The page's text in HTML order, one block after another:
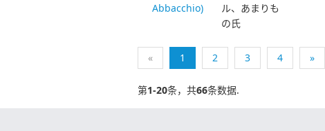
Abbacchio)
ル、あまりも
の氏
« 1 2 3 4 »
第1-20条，共66条数据.